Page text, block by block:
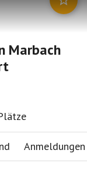
Marbach
Anmeldungen